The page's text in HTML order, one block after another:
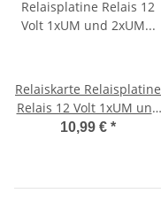
Relaiskarte Relaisplatine
Relais 12 Volt 1xUM und
2xUM bis 10A Fertig
10,99 € *